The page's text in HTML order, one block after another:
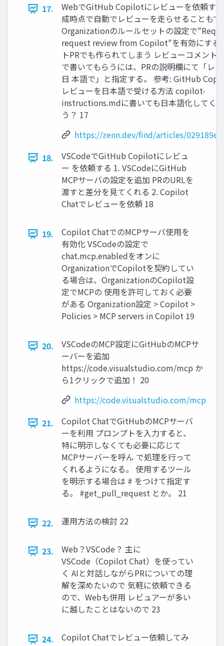
17.
WebでGitHub Copilotにレビューを依頼す
成時点で自動でレビューを走らせることもで
Organizationのルールセットの設定で
request review from Copilot"を有効にする
トPRでも作られてしまう レビューコメント
で書いてもらうには、PRの説明欄にて「レ
日 本語で」と指定する。 参考: GitHub
レビューを日本語で受ける方法 copilot-
instructions.mdに書いても日本語化してく
う？ 17
https://zenn.dev/find/articles/
18.
VSCodeでGitHub Copilotにレビュ
ー を依頼する 1. VSCodeにGitHub
MCPサーバの設定を追加 PRのURLを
渡すと差分を見てくれる 2. Copilot
Chatでレビューを依頼 18
19.
Copilot ChatでのMCPサーバ使用を
有効化 VSCodeの設定で
chat.mcp.enabledをオンに
OrganizationでCopilotを契約してい
る場合は、OrganizationのCopilot設
定でMCPの 使用を許可しておく必要
がある Organization設定 > Copilot >
Policies > MCP servers in Copilot 19
20.
VSCodeのMCP設定にGitHubのMCPサ
ーバーを追加
https://code.visualstudio.com/mcp か
ら1クリックで追加！ 20
https://code.visualstudio.com/mcp
21.
Copilot ChatでGitHubのMCPサーバ
ーを利用 プロンプトを入力すると、
特に明示しなくても必要に応じて
MCPサーバーを呼ん で処理を行って
くれるようになる。 使用するツール
を明示する場合は # をつけて指定す
る。 #get_pull_request とか。 21
22. 運用方法の検討 22
23.
Web？VSCode？ 主に
VSCode（Copilot Chat）を使ってい
く AIと対話しながらPRについての理
解を深めたいので 気軽に依頼できる
ので、Webも併用 レビュアーが多い
に越したことはないので 23
24.
Copilot Chatでレビュー依頼してみ